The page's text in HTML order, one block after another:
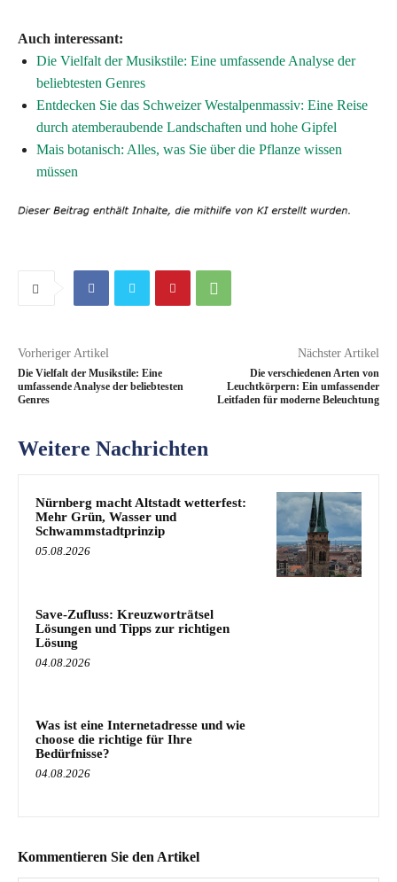
Auch interessant:
Die Vielfalt der Musikstile: Eine umfassende Analyse der
beliebtesten Genres
Entdecken Sie das Schweizer Westalpenmassiv: Eine Reise
durch atemberaubende Landschaften und hohe Gipfel
Mais botanisch: Alles, was Sie über die Pflanze wissen
müssen
Vorheriger Artikel
Die Vielfalt der Musikstile: Eine
umfassende Analyse der beliebtesten
Genres
Nächster Artikel
Die verschiedenen Arten von
Leuchtkörpern: Ein umfassender
Leitfaden für moderne Beleuchtung
Weitere Nachrichten
Nürnberg macht Altstadt wetterfest:
Mehr Grün, Wasser und
Schwammstadtprinzip
05.08.2026
Save-Zufluss: Kreuzworträtsel
Lösungen und Tipps zur richtigen
Lösung
04.08.2026
Was ist eine Internetadresse und wie
choose die richtige für Ihre
Bedürfnisse?
04.08.2026
Kommentieren Sie den Artikel